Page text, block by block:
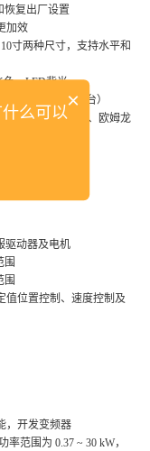
恢复出厂设置
加效
寸两种尺寸，支持水平和
色，LED背光
讯（多可连接4台）
、三菱、施耐德、欧姆龙
USB存储器
驱动器及电机
围
围
值位置控制、速度控制及
，开发变频器
率范围为 0.37 ~ 30 kW，
×
么可以